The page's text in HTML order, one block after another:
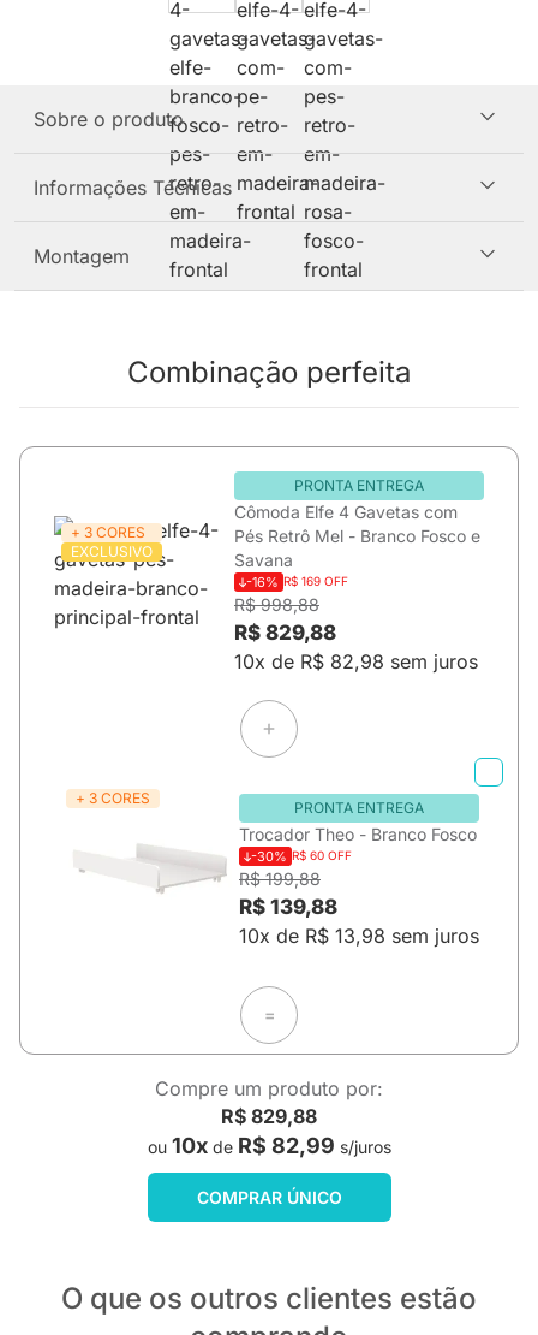
Sobre o produto
Informações Técnicas
Montagem
Combinação perfeita
+ 3 CORES
EXCLUSIVO
PRONTA ENTREGA
Cômoda Elfe 4 Gavetas com
Pés Retrô Mel - Branco Fosco e
Savana
-16% R$ 169 OFF
R$ 998,88
R$ 829,88
10x de R$ 82,98 sem juros
+ 3 CORES
PRONTA ENTREGA
Trocador Theo - Branco Fosco
-30% R$ 60 OFF
R$ 199,88
R$ 139,88
10x de R$ 13,98 sem juros
=
Compre um produto por:
R$ 829,88
ou 10xde R$ 82,99 s/juros
COMPRAR ÚNICO
O que os outros clientes estão